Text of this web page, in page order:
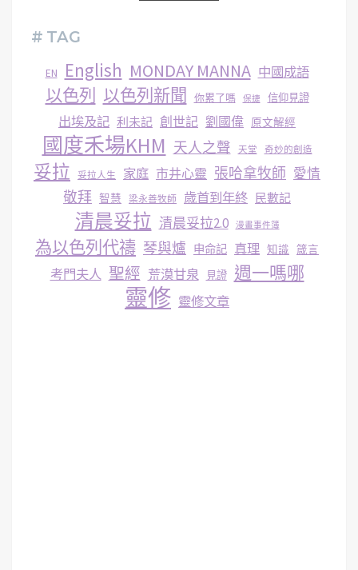
# TAG
EN English MONDAY MANNA 中國成語
以色列 以色列新聞 你累了嗎 保捷 信仰見證
出埃及記 利未記 創世記 劉國偉 原文解經
國度禾場KHM 天人之聲 天堂 奇妙的創造
妥拉 妥拉人生 家庭 市井心靈 張哈拿牧師 愛情
敬拜 智慧 梁永善牧師 歳首到年終 民數記
清晨妥拉 清晨妥拉2.0 漫畫事件簿
為以色列代禱 琴與爐 申命記 真理 知識 箴言
考門夫人 聖經 荒漠甘泉 見證 週一嗎哪
靈修 靈修文章